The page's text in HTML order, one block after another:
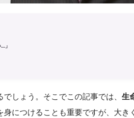
」
しょう。そこでこの記事では、 生
につけることも重要ですが、大き